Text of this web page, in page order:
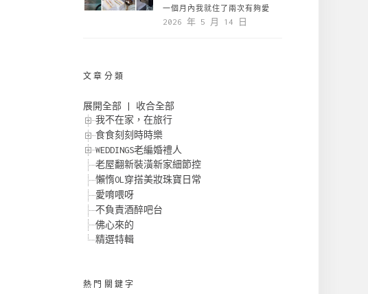
一個月內我就住了兩次有夠愛
2026 年 5 月 14 日
文章分類
展開全部
收合全部
我不在家，在旅行
食食刻刻時時樂
WEDDINGS老編婚禮人
老屋翻新裝潢新家細節控
懶惰OL穿搭美妝珠寶日常
愛唷喂呀
不負責酒醉吧台
佛心來的
精選特輯
熱門關鍵字